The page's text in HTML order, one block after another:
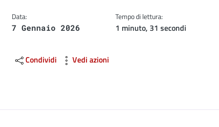
Data:
7 Gennaio 2026
Tempo di lettura:
1 minuto, 31 secondi
Condividi Vedi azioni